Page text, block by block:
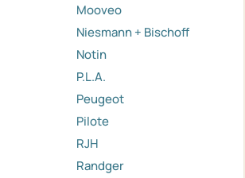
Mooveo
Niesmann + Bischoff
Notin
P.L.A.
Peugeot
Pilote
RJH
Randger